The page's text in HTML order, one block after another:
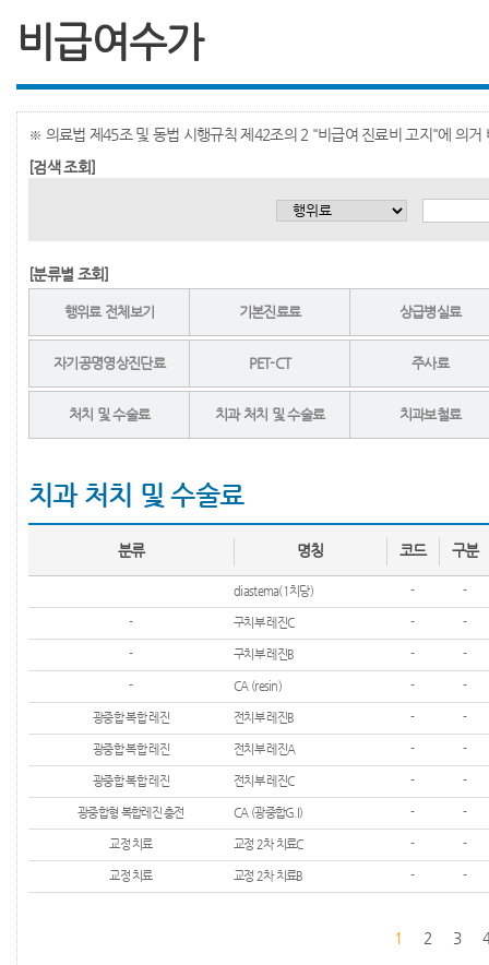
비급여수가
※ 의료법 제45조 및 동법 시행규칙 제42조의 2 "비급여 진료비 고지"에 의거
[검색 조회]
[분류별 조회]
행위료 전체보기 기본진료료 상급병실료
자기공명영상진단료 PET-CT 주사료
처치 및 수술료 치과 처치 및 수술료 치과보철료
치과 처치 및 수술료
분류 명칭 코드 구분
diastema(1치당) - -
- 구치부 레진C - -
- 구치부 레진B - -
- CA (resin) - -
광중합 복합 레진 전치부 레진B - -
광중합 복합 레진 전치부 레진A - -
광중합 복합 레진 전치부 레진C - -
광중합형 복합레진 충전 CA (광중합G.I) - -
교정 치료 교정 2차 치료C - -
교정 치료 교정 2차 치료B - -
1 2 3